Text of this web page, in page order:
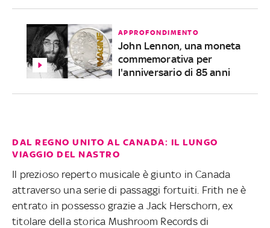
APPROFONDIMENTO
John Lennon, una moneta
commemorativa per
l'anniversario di 85 anni
DAL REGNO UNITO AL CANADA: IL LUNGO
VIAGGIO DEL NASTRO
Il prezioso reperto musicale è giunto in Canada
attraverso una serie di passaggi fortuiti. Frith ne è
entrato in possesso grazie a Jack Herschorn, ex
titolare della storica Mushroom Records di